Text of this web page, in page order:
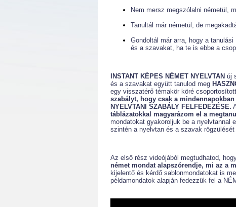
Nem mersz megszólalni németül,
Tanultál már németül, de
Gondoltál már arra, hogy a
és a szavakat, ha te is ebbe a
INSTANT KÉPES NÉMET NYELVTANúj
és a szavakat együtt tanulod meg
egy visszatérő témakör köré
szabályt, hogy csak a mindennapokban
NYELVTANI SZABÁLY FELFEDEZÉSE.
táblázatokkal magyarázom el a
mondatokat gyakoroljuk be a nyelvtannal
szintén a nyelvtan és a szavak rögzülését
Az első rész videójából megtudhatod,
német mondat alapszórendje, mi az a
kijelentő és kérdő sablonmondatokat is
példamondatok alapján fedezzük fel a